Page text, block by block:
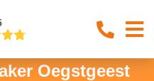
Oegstgeest